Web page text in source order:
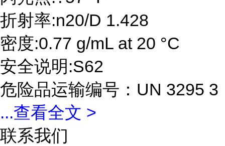
折射率:n20/D 1.428
密度:0.77 g/mL at 20 °C
安全说明:S62
危险品运输编号：UN 3295 3
...查看全文 >
联系我们